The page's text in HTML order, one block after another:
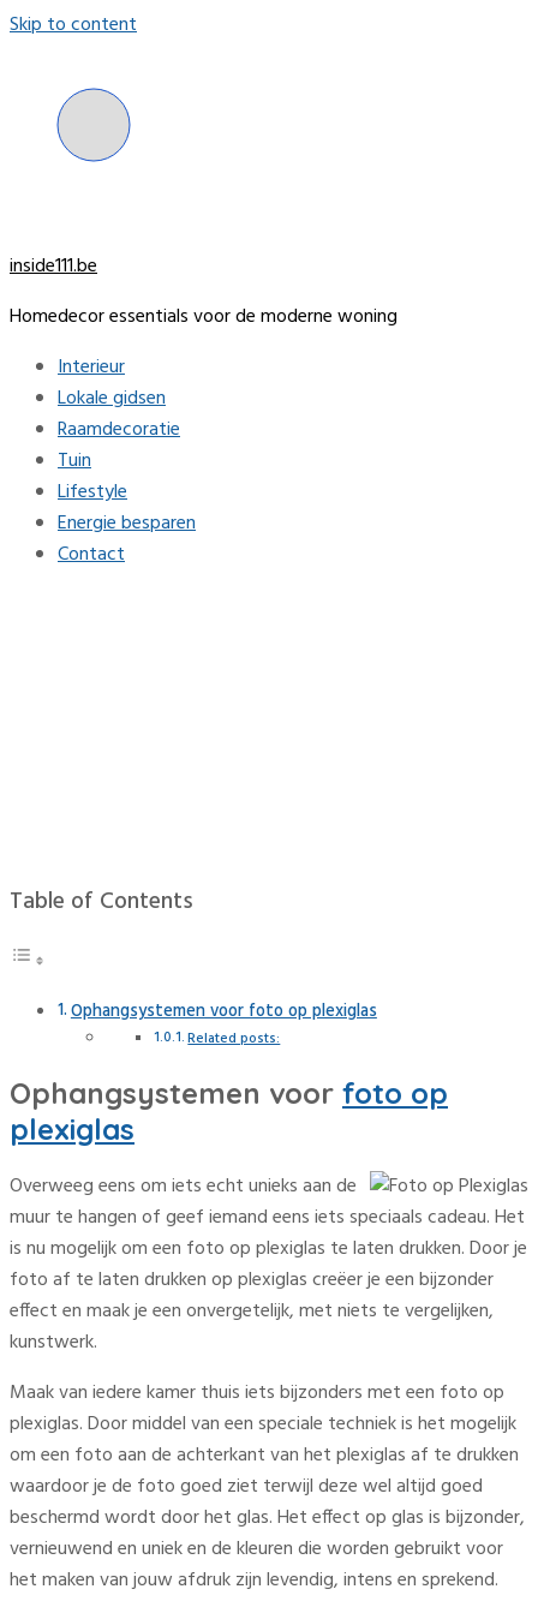
Skip to content
inside111.be
Homedecor essentials voor de moderne woning
Interieur
Lokale gidsen
Raamdecoratie
Tuin
Lifestyle
Energie besparen
Contact
Table of Contents
Ophangsystemen voor foto op plexiglas
Related posts:
Ophangsystemen voor foto op
plexiglas
Overweeg eens om iets echt unieks aan de
muur te hangen of geef iemand eens iets speciaals cadeau. Het
is nu mogelijk om een foto op plexiglas te laten drukken. Door je
foto af te laten drukken op plexiglas creëer je een bijzonder
effect en maak je een onvergetelijk, met niets te vergelijken,
kunstwerk.
Maak van iedere kamer thuis iets bijzonders met een foto op
plexiglas. Door middel van een speciale techniek is het mogelijk
om een foto aan de achterkant van het plexiglas af te drukken
waardoor je de foto goed ziet terwijl deze wel altijd goed
beschermd wordt door het glas. Het effect op glas is bijzonder,
vernieuwend en uniek en de kleuren die worden gebruikt voor
het maken van jouw afdruk zijn levendig, intens en sprekend.